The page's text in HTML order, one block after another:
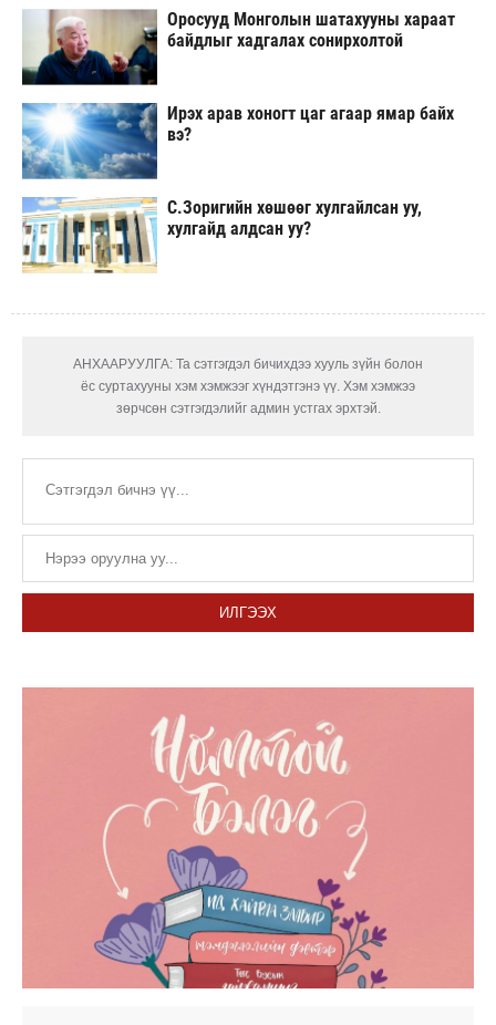
Оросууд Монголын шатахууны хараат
байдлыг хадгалах сонирхолтой
Ирэх арав хоногт цаг агаар ямар байх
вэ?
С.Зоригийн хөшөөг хулгайлсан уу,
хулгайд алдсан уу?
АНХААРУУЛГА: Та сэтгэгдэл бичихдээ хууль зүйн болон
ёс суртахууны хэм хэмжээг хүндэтгэнэ үү. Хэм хэмжээ
зөрчсөн сэтгэгдэлийг админ устгах эрхтэй.
ИЛГЭЭХ